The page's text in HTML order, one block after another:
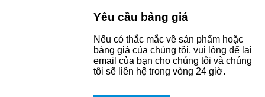
Yêu cầu bảng giá
Nếu có thắc mắc về sản phẩm hoặc
bảng giá của chúng tôi, vui lòng để lại
email của bạn cho chúng tôi và chúng
tôi sẽ liên hệ trong vòng 24 giờ.